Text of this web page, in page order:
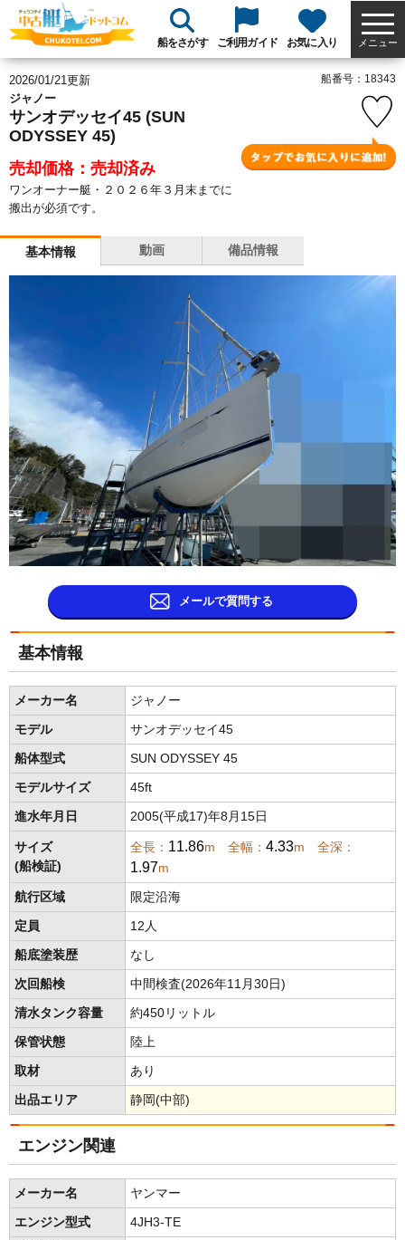
船をさがす ご利用ガイド お気に入り メニュー
2026/01/21更新
ジャノー
サンオデッセイ45 (SUN
ODYSSEY 45)
売却価格：売却済み
ワンオーナー艇・２０２６年３月末までに
搬出が必須です。
船番号：18343
基本情報 動画 備品情報
メールで質問する
基本情報
メーカー名 ジャノー
モデル サンオデッセイ45
船体型式 SUN ODYSSEY 45
モデルサイズ 45ft
進水年月日 2005(平成17)年8月15日
サイズ
(船検証)
全長： 11.86m 全幅： 4.33m 全深：
1.97m
航行区域 限定沿海
定員 12人
船底塗装歴 なし
次回船検 中間検査(2026年11月30日)
清水タンク容量 約450リットル
保管状態 陸上
取材 あり
出品エリア 静岡(中部)
エンジン関連
メーカー名 ヤンマー
エンジン型式 4JH3-TE